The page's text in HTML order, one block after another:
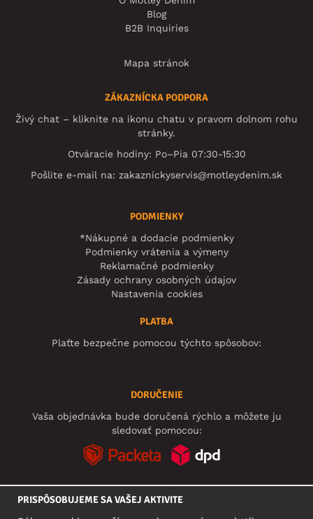
Blog
B2B Inquiries
Mapa stránok
ZÁKAZNÍCKA PODPORA
Živý chat – kliknite na ikonu chatu v pravom dolnom rohu
stránky.
Otváracie hodiny: Po–Pia 07:30-15:30
Pošlite e-mail na: zakaznickyservis@motleydenim.sk
PODMIENKY
*Nákupné a dodacie podmienky
Podmienky vrátenia a výmeny
Reklamačné podmienky
Zásady ochrany osobných údajov
Nastavenia cookies
PLATBA
Plaťte bezpečne pomocou týchto spôsobov:
DORUČENIE
Vaša objednávka bude doručená rýchlo a môžete ju
sledovať pomocou:
PRISPÔSOBUJEME SA VAŠEJ AKTIVITE